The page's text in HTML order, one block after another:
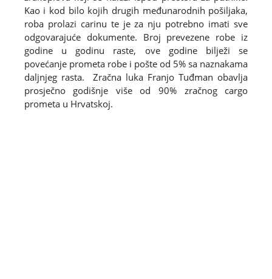
Kao i kod bilo kojih drugih međunarodnih pošiljaka,
roba prolazi carinu te je za nju potrebno imati sve
odgovarajuće dokumente. Broj prevezene robe iz
godine u godinu raste, ove godine bilježi se
povećanje prometa robe i pošte od 5% sa naznakama
daljnjeg rasta. Zračna luka Franjo Tuđman obavlja
prosječno godišnje više od 90% zračnog cargo
prometa u Hrvatskoj.